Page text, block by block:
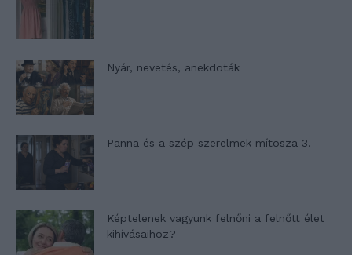
Nyár, nevetés, anekdoták
Panna és a szép szerelmek mítosza 3.
Képtelenek vagyunk felnőni a felnőtt élet
kihívásaihoz?